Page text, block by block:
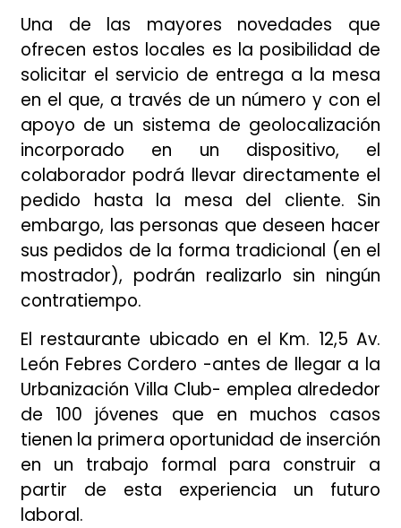
Una de las mayores novedades que
ofrecen estos locales es la posibilidad de
solicitar el servicio de entrega a la mesa
en el que, a través de un número y con el
apoyo de un sistema de geolocalización
incorporado en un dispositivo, el
colaborador podrá llevar directamente el
pedido hasta la mesa del cliente. Sin
embargo, las personas que deseen hacer
sus pedidos de la forma tradicional (en el
mostrador), podrán realizarlo sin ningún
contratiempo.
El restaurante ubicado en el Km. 12,5 Av.
León Febres Cordero -antes de llegar a la
Urbanización Villa Club- emplea alrededor
de 100 jóvenes que en muchos casos
tienen la primera oportunidad de inserción
en un trabajo formal para construir a
partir de esta experiencia un futuro
laboral.